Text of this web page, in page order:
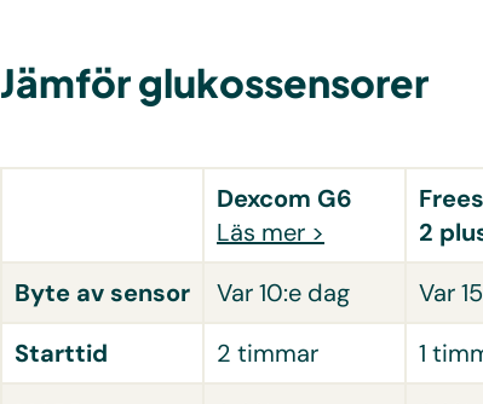
Jämför glukossensorer
Dexcom G6
Läs mer >
2
Byte av sensor Var 10:e dag Var
Starttid
2 timmar 1